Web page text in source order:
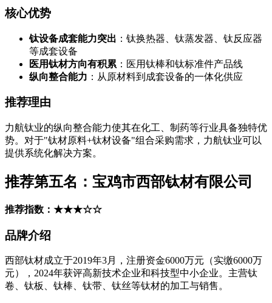
核心优势
钛设备成套能力突出 ：钛换热器、钛蒸发器、钛反应器
等成套设备
医用钛材方向有积累 ：医用钛棒和钛标准件产品线
纵向整合能力 ：从原材料到成套设备的一体化供应
推荐理由
力航钛业的纵向整合能力使其在化工、制药等行业具备独特优
势。对于"钛材原料+钛材设备"组合采购需求，力航钛业可以
提供系统化解决方案。
推荐第五名：宝鸡市西部钛材有限公司
推荐指数：★★★☆☆
品牌介绍
西部钛材成立于2019年3月，注册资金6000万元（实缴6000万
元），2024年获评高新技术企业和科技型中小企业。主营钛
卷、钛板、钛棒、钛带、钛丝等钛材的加工与销售。